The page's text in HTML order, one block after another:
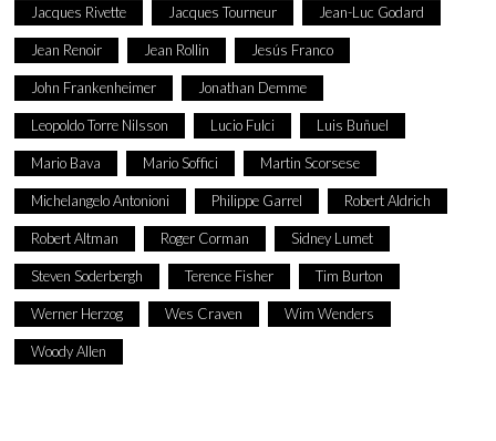
Jacques Rivette Jacques Tourneur Jean-Luc Godard
Jean Renoir Jean Rollin Jesús Franco
John Frankenheimer Jonathan Demme
Leopoldo Torre Nilsson Lucio Fulci Luis Buñuel
Mario Bava Mario Soffici Martin Scorsese
Michelangelo Antonioni Philippe Garrel Robert Aldrich
Robert Altman Roger Corman Sidney Lumet
Steven Soderbergh Terence Fisher Tim Burton
Werner Herzog Wes Craven Wim Wenders
Woody Allen